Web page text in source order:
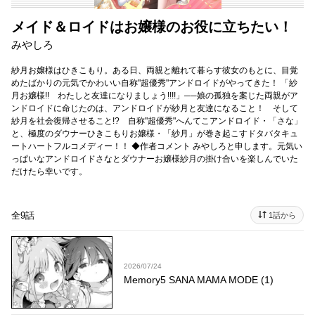
メイド＆ロイドはお嬢様のお役に立ちたい！
みやしろ
紗月お嬢様はひきこもり。ある日、両親と離れて暮らす彼女のもとに、目覚
めたばかりの元気でかわいい自称"超優秀"アンドロイドがやってきた！ 「紗
月お嬢様!! わたしと友達になりましょう!!!!」──娘の孤独を案じた両親がア
ンドロイドに命じたのは、アンドロイドが紗月と友達になること！ そして
紗月を社会復帰させること!? 自称"超優秀"へんてこアンドロイド・「さな」
と、極度のダウナーひきこもりお嬢様・「紗月」が巻き起こすドタバタキュ
ートハートフルコメディー！！ ◆作者コメント みやしろと申します。元気い
っぱいなアンドロイドさなとダウナーお嬢様紗月の掛け合いを楽しんでいた
だけたら幸いです。
全9話 1話から
2026/07/24
Memory5 SANA MAMA MODE (1)